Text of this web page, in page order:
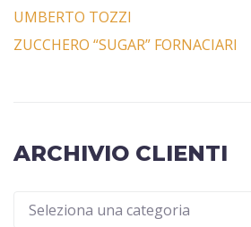
UMBERTO TOZZI
ZUCCHERO “SUGAR” FORNACIARI
ARCHIVIO CLIENTI